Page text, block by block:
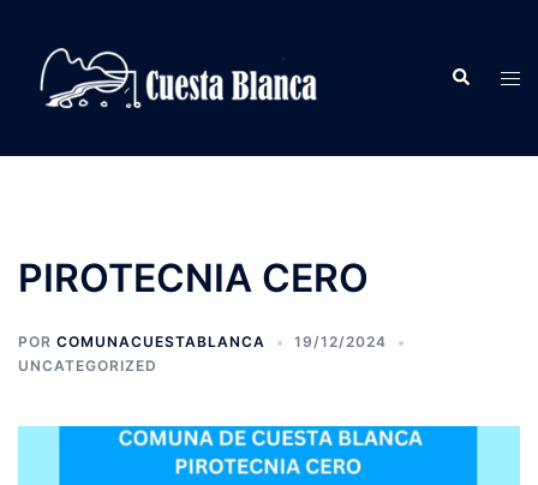
contenido
Buscar
PIROTECNIA CERO
POR COMUNACUESTABLANCA
19/12/2024
UNCATEGORIZED